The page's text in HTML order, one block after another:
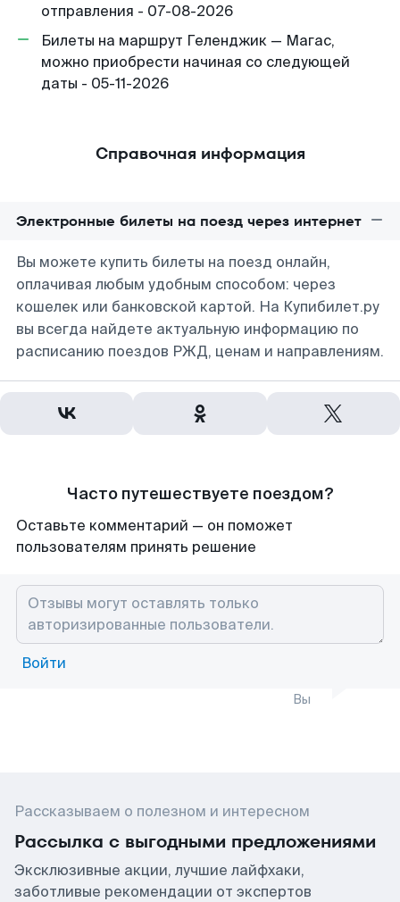
отправления - 07-08-2026
Билеты на маршрут Геленджик — Магас,
можно приобрести начиная со следующей
даты - 05-11-2026
Справочная информация
Электронные билеты на поезд через интернет
Вы можете купить билеты на поезд онлайн,
оплачивая любым удобным способом: через
кошелек или банковской картой. На Купибилет.ру
вы всегда найдете актуальную информацию по
расписанию поездов РЖД, ценам и направлениям.
Часто путешествуете поездом?
Оставьте комментарий — он поможет
пользователям принять решение
Войти
Вы
Рассказываем о полезном и интересном
Рассылка с выгодными предложениями
Эксклюзивные акции, лучшие лайфхаки,
заботливые рекомендации от экспертов